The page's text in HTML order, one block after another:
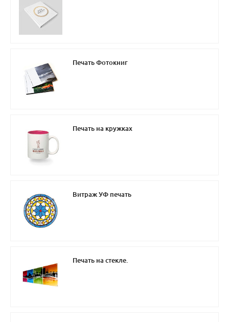
Печать Фотокниг
Печать на кружках
Витраж УФ печать
Печать на стекле.